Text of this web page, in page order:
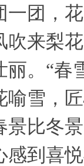
一团，
来梨
。“春
喻雪，
景比冬
感到喜